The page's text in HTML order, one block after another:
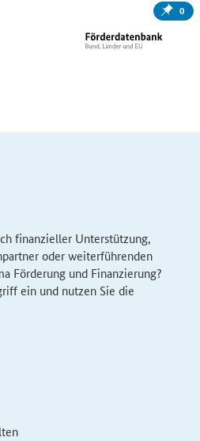
0
finanzieller Unterstützung,
oder weiterführenden
Förderung und Finanzierung?
ein und nutzen Sie die